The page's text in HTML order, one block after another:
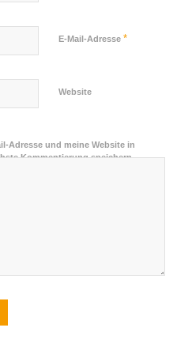
E-Mail-Adresse *
Website
Adresse und meine Website in
Kommentierung speichern.